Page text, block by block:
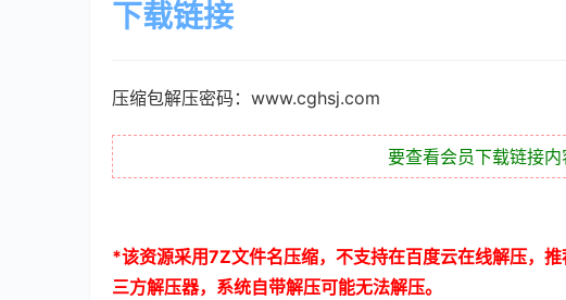
下载链接
压缩包解压密码：www.cghsj.com
要查看会员下载链接
*该资源采用7Z文件名压缩，不支持在百度云在线解压，推
三方解压器，系统自带解压可能无法解压。